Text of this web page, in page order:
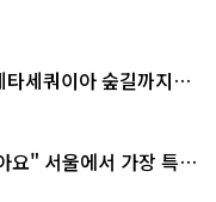
타세쿼이아 숲길까지…
요" 서울에서 가장 특별